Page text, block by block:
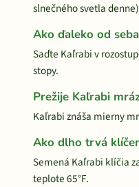
slnečného svetla denne)
Ako ďaleko od
Saďte Kaľrabi v
stopy.
Prežije Kaľrabi
Kaľrabi znáša mierny
Ako dlho trvá
Semená Kaľrabi klíčia
teplote 65°F.